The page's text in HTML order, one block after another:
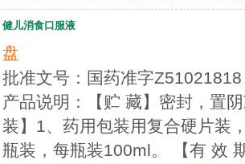
健儿消食口服液
盘
批准文号：国药准字
产品说明：【贮 藏】密封，置
装】1、药用包装用复合硬片装
瓶装，每瓶装100ml。 【有 效